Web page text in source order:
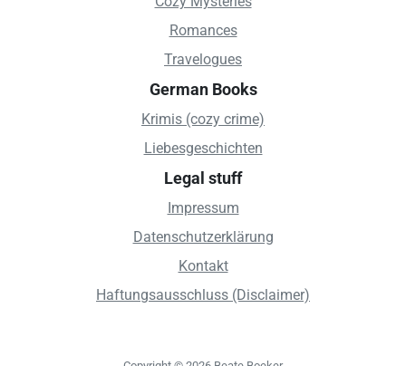
Romances
Travelogues
German Books
Krimis (cozy crime)
Liebesgeschichten
Legal stuff
Impressum
Datenschutzerklärung
Kontakt
Haftungsausschluss (Disclaimer)